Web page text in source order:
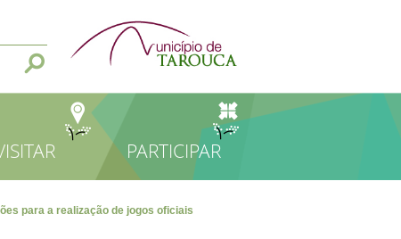
PARTICIPAR
para a realização de jogos oficiais